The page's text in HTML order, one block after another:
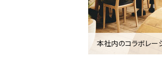
本社内のコラボレー